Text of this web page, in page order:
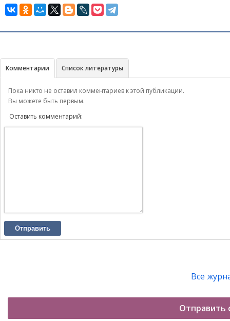
Комментарии Список литературы
Пока никто не оставил комментариев к этой публикации.
Вы можете быть первым.
Оставить комментарий:
Отправить
Все
Отправить